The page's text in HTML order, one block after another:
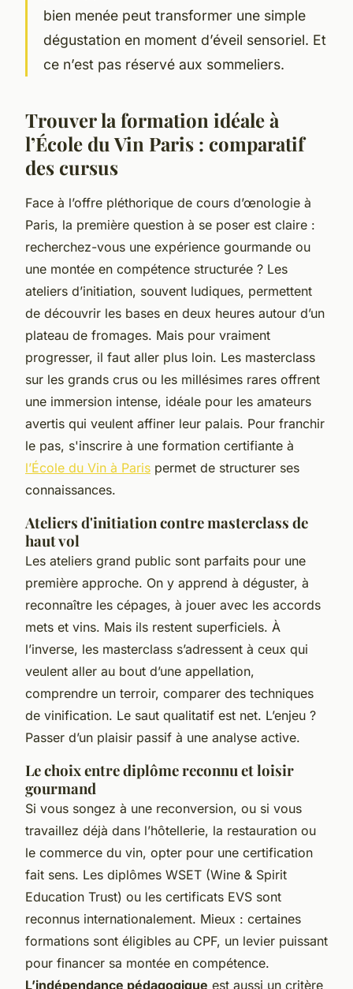
bien menée peut transformer une simple
dégustation en moment d’éveil sensoriel. Et
ce n’est pas réservé aux sommeliers.
Trouver la formation idéale à
l’École du Vin Paris : comparatif
des cursus
Face à l’offre pléthorique de cours d’œnologie à
Paris, la première question à se poser est claire :
recherchez-vous une expérience gourmande ou
une montée en compétence structurée ? Les
ateliers d’initiation, souvent ludiques, permettent
de découvrir les bases en deux heures autour d’un
plateau de fromages. Mais pour vraiment
progresser, il faut aller plus loin. Les masterclass
sur les grands crus ou les millésimes rares offrent
une immersion intense, idéale pour les amateurs
avertis qui veulent affiner leur palais. Pour franchir
le pas, s'inscrire à une formation certifiante à
l’École du Vin à Paris permet de structurer ses
connaissances.
Ateliers d'initiation contre masterclass de
haut vol
Les ateliers grand public sont parfaits pour une
première approche. On y apprend à déguster, à
reconnaître les cépages, à jouer avec les accords
mets et vins. Mais ils restent superficiels. À
l’inverse, les masterclass s’adressent à ceux qui
veulent aller au bout d’une appellation,
comprendre un terroir, comparer des techniques
de vinification. Le saut qualitatif est net. L’enjeu ?
Passer d’un plaisir passif à une analyse active.
Le choix entre diplôme reconnu et loisir
gourmand
Si vous songez à une reconversion, ou si vous
travaillez déjà dans l’hôtellerie, la restauration ou
le commerce du vin, opter pour une certification
fait sens. Les diplômes WSET (Wine & Spirit
Education Trust) ou les certificats EVS sont
reconnus internationalement. Mieux : certaines
formations sont éligibles au CPF, un levier puissant
pour financer sa montée en compétence.
L’indépendance pédagogique est aussi un critère